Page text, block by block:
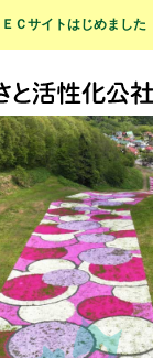
ＥＣサイトはじめました